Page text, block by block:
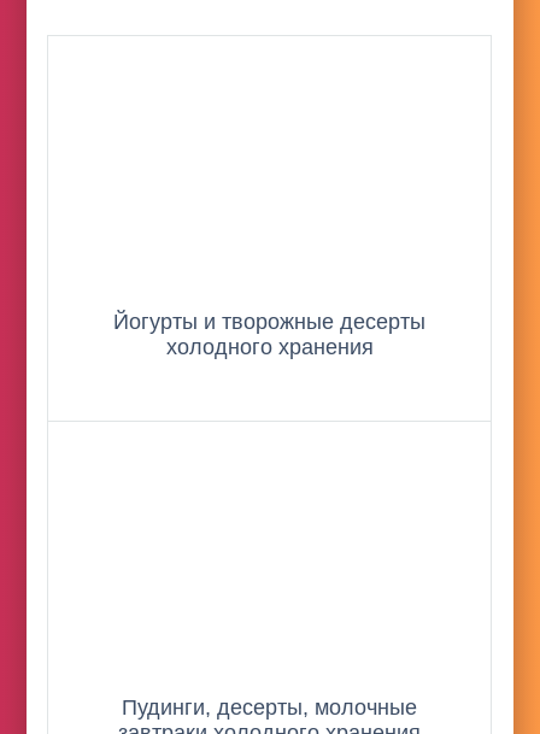
Йогурты и творожные десерты
холодного хранения
Пудинги, десерты, молочные